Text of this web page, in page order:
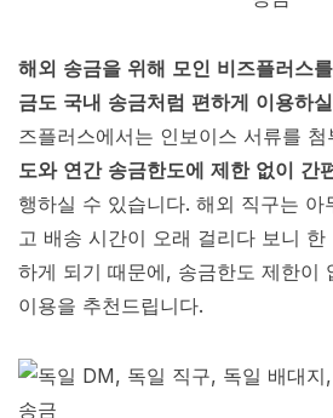
해외 송금을 위해 모인 비즈플러스
금도 국내 송금처럼 편하게 이용하
즈플러스에서는 인보이스 서류를 첨
도와 연간 송금한도에 제한 없이 간
행하실 수 있습니다. 해외 직구는
고 배송 시간이 오래 걸리다 보니
하게 되기 때문에, 송금한도 제한이
이용을 추천드립니다.